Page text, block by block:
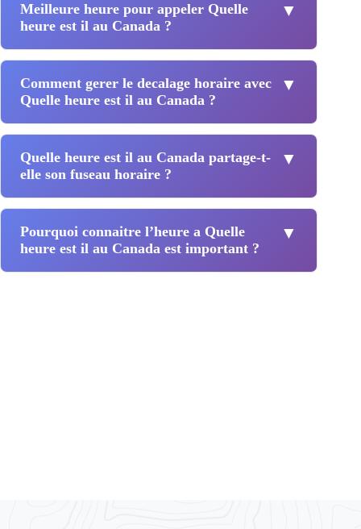
Meilleure heure pour appeler Quelle
heure est il au Canada ?
▼
Comment gerer le decalage horaire avec
Quelle heure est il au Canada ?
▼
Quelle heure est il au Canada partage-t-
elle son fuseau horaire ?
▼
Pourquoi connaitre l’heure a Quelle
heure est il au Canada est important ?
▼